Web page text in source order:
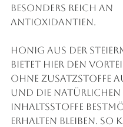
besonders reich an
Antioxidantien.
Honig aus der
bietet hier den
ohne Zusatzstoffe
und die natürlichen
Inhaltsstoffe
erhalten bleiben. So